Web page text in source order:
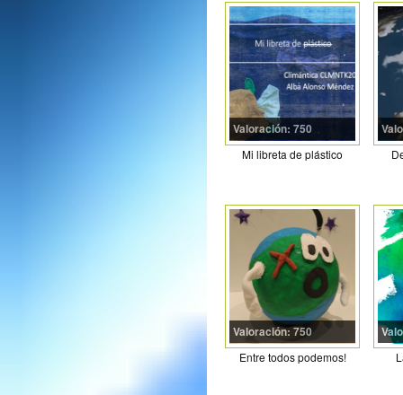
Valoración: 750
Mi libreta de plástico
Valoración: 750
Entre todos podemos!